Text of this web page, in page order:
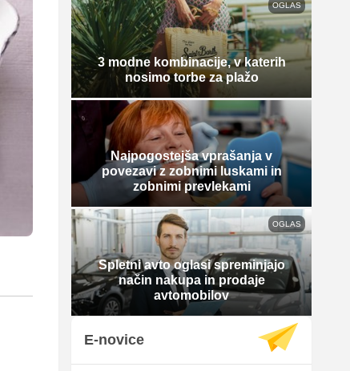
OGLAS
3 modne kombinacije, v katerih
nosimo torbe za plažo
Najpogostejša vprašanja v
povezavi z zobnimi luskami in
zobnimi prevlekami
OGLAS
Spletni avto oglasi spreminjajo
način nakupa in prodaje
avtomobilov
E-novice